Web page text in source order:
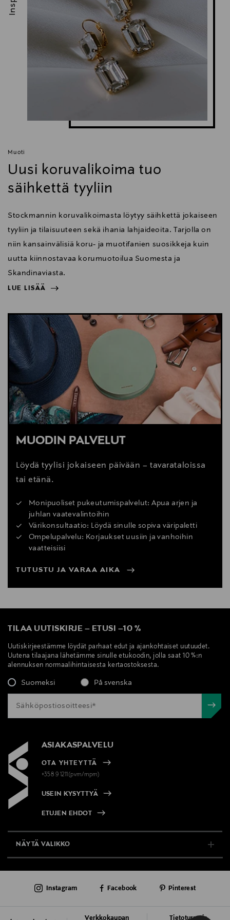
Muoti
Uusi koruvalikoima tuo
säihkettä tyyliin
Stockmannin koruvalikoimasta löytyy säihkettä jokaiseen
tyyliin ja tilaisuuteen sekä ihania lahjaideoita. Tarjolla on
niin kansainvälisiä koru- ja muotifanien suosikkeja kuin
uutta kiinnostavaa korumuotoilua Suomesta ja
Skandinaviasta.
LUE LISÄÄ
LUE LISÄÄ
MUODIN PALVELUT
Löydä tyylisi jokaiseen päivään – tavarataloissa
tai etänä.
Monipuoliset pukeutumispalvelut: Apua arjen ja
juhlan vaatevalintoihin
Värikonsultaatio: Löydä sinulle sopiva väripaletti
Ompelupalvelu: Korjaukset uusiin ja vanhoihin
vaatteisiisi
TUTUSTU JA VARAA AIKA
TILAA UUTISKIRJE – ETUSI –10 %
Uutiskirjeestämme löydät parhaat edut ja ajankohtaiset uutuudet.
Uutena tilaajana lähetämme sinulle etukoodin, jolla saat 10 %:n
alennuksen normaalihintaisesta kertaostoksesta.
Suomeksi På svenska
ASIAKASPALVELU
OTA YHTEYTTÄ
+358 9 1211(pvm/mpm)
USEIN KYSYTTYÄ
ETUJEN EHDOT
NÄYTÄ VALIKKO
AJANKOHTAISTA
Verkkokaupan Tietoturva ja
Instagram Facebook Pinterest